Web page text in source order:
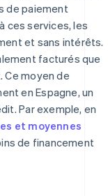
de paiement
ces services, les
et sans intérêts.
facturés que
Ce moyen de
en Espagne, un
Par exemple, en
et moyennes
de financement